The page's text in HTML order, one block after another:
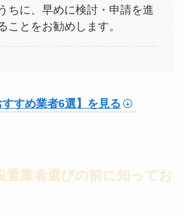
ちに、早めに検討・申請を進
ことをお勧めします。
すめ業者6選】を見る
置業者選びの前に知ってお